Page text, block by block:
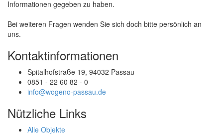
Informationen gegeben zu haben.
Bei weiteren Fragen wenden Sie sich doch bitte persönlich an
uns.
Kontaktinformationen
Spitalhofstraße 19, 94032 Passau
0851 - 22 60 82 - 0
info@wogeno-passau.de
Nützliche Links
Alle Objekte